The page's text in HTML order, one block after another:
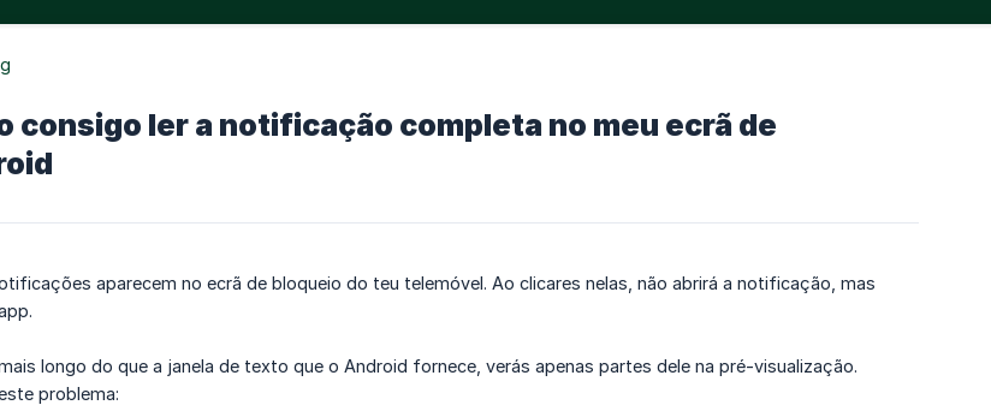
consigo ler a notificação completa no meu ecrã de
aparecem no ecrã de bloqueio do teu telemóvel. Ao clicares nelas, não abrirá a notificação, mas
longo do que a janela de texto que o Android fornece, verás apenas partes dele na pré-visualização.
problema: